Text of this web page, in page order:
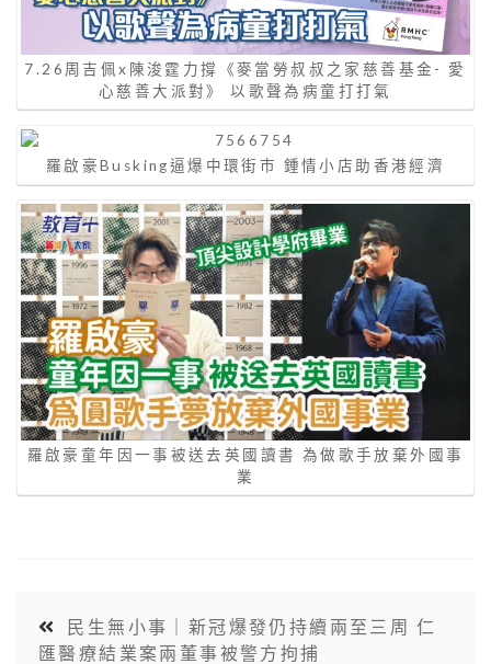
7.26周吉佩x陳浚霆力撐《麥當勞叔叔之家慈善基金- 愛
心慈善大派對》 以歌聲為病童打打氣
羅啟豪Busking逼爆中環街市 鍾情小店助香港經濟
羅啟豪童年因一事被送去英國讀書 為做歌手放棄外國事
業
民生無小事｜新冠爆發仍持續兩至三周 仁
匯醫療結業案兩董事被警方拘捕